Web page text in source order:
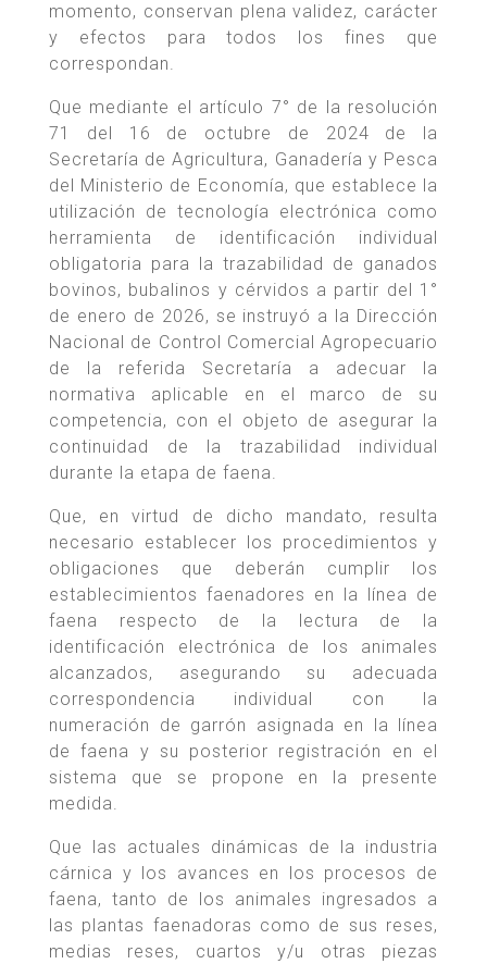
momento, conservan plena validez, carácter
y efectos para todos los fines que
correspondan.
Que mediante el artículo 7° de la resolución
71 del 16 de octubre de 2024 de la
Secretaría de Agricultura, Ganadería y Pesca
del Ministerio de Economía, que establece la
utilización de tecnología electrónica como
herramienta de identificación individual
obligatoria para la trazabilidad de ganados
bovinos, bubalinos y cérvidos a partir del 1°
de enero de 2026, se instruyó a la Dirección
Nacional de Control Comercial Agropecuario
de la referida Secretaría a adecuar la
normativa aplicable en el marco de su
competencia, con el objeto de asegurar la
continuidad de la trazabilidad individual
durante la etapa de faena.
Que, en virtud de dicho mandato, resulta
necesario establecer los procedimientos y
obligaciones que deberán cumplir los
establecimientos faenadores en la línea de
faena respecto de la lectura de la
identificación electrónica de los animales
alcanzados, asegurando su adecuada
correspondencia individual con la
numeración de garrón asignada en la línea
de faena y su posterior registración en el
sistema que se propone en la presente
medida.
Que las actuales dinámicas de la industria
cárnica y los avances en los procesos de
faena, tanto de los animales ingresados a
las plantas faenadoras como de sus reses,
medias reses, cuartos y/u otras piezas